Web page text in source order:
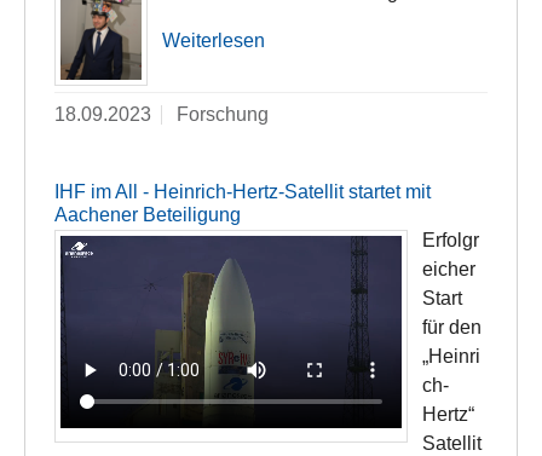
Weiterlesen
18.09.2023 Forschung
IHF im All - Heinrich-Hertz-Satellit startet mit
Aachener Beteiligung
Erfolgr
eicher
Start
für den
„Heinri
ch-
Hertz“
Satellit